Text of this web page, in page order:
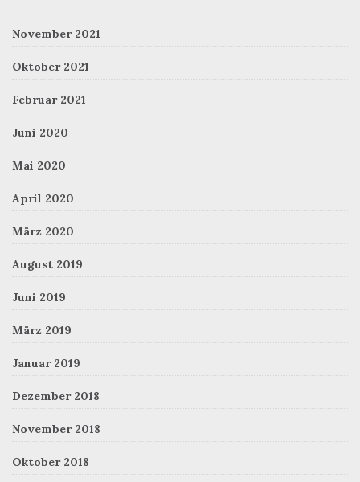
November 2021
Oktober 2021
Februar 2021
Juni 2020
Mai 2020
April 2020
März 2020
August 2019
Juni 2019
März 2019
Januar 2019
Dezember 2018
November 2018
Oktober 2018